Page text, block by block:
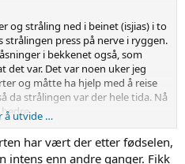
og stråling ned i beinet (isjias) i to
press på nerve i ryggen.
i bekkenet også, som
var. Det var noen uker jeg
og måtte ha hjelp med å reise
da strålingen var der hele tida. Nå
på legetime når du har slike
kiropraktor? Det var
å utvide …
har vært der etter fødselen,
intens enn andre ganger. Fikk